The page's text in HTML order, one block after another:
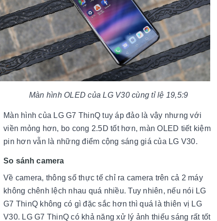
Màn hình OLED của LG V30 cùng tỉ lệ 19,5:9
Màn hình của LG G7 ThinQ tuy áp đảo là vậy nhưng với
viền mỏng hơn, bo cong 2.5D tốt hơn, màn OLED tiết kiệm
pin hơn vẫn là những điểm cộng sáng giá của LG V30.
So sánh camera
Về camera, thông số thực tế chỉ ra camera trên cả 2 máy
không chênh lệch nhau quá nhiều. Tuy nhiên, nếu nói LG
G7 ThinQ không có gì đặc sắc hơn thì quá là thiên vị LG
V30. LG G7 ThinQ có khả năng xử lý ảnh thiếu sáng rất tốt